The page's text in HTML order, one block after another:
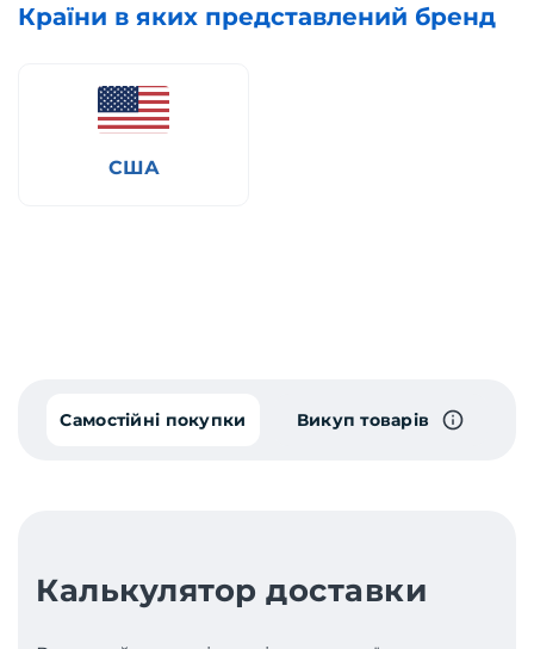
Країни в яких представлений бренд
США
Самостійні покупки Викуп товарів
Калькулятор доставки